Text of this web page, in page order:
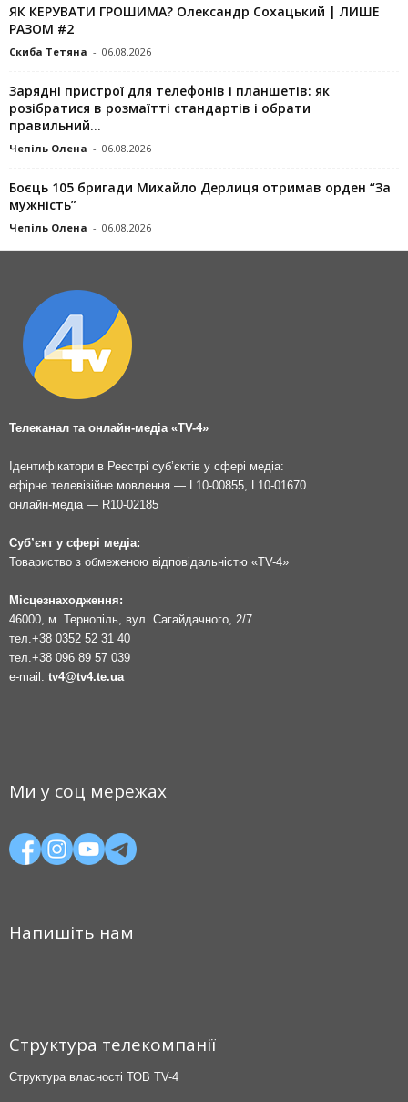
ЯК КЕРУВАТИ ГРОШИМА? Олександр Сохацький | ЛИШЕ
РАЗОМ #2
Скиба Тетяна - 06.08.2026
Зарядні пристрої для телефонів і планшетів: як
розібратися в розмаїтті стандартів і обрати
правильний...
Чепіль Олена - 06.08.2026
Боєць 105 бригади Михайло Дерлиця отримав орден “За
мужність”
Чепіль Олена - 06.08.2026
Телеканал та онлайн-медіа «TV-4»
Ідентифікатори в Реєстрі суб’єктів у сфері медіа:
ефірне телевізійне мовлення — L10-00855, L10-01670
онлайн-медіа — R10-02185
Суб’єкт у сфері медіа:
Товариство з обмеженою відповідальністю «TV-4»
Місцезнаходження:
46000, м. Тернопіль, вул. Сагайдачного, 2/7
тел. +38 0352 52 31 40
тел. +38 096 89 57 039
e-mail: tv4@tv4.te.ua
Ми у соц мережах
Напишіть нам
Структура телекомпанії
Структура власності ТОВ TV-4